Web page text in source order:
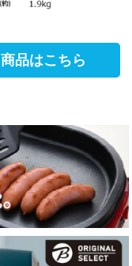
商品はこちら